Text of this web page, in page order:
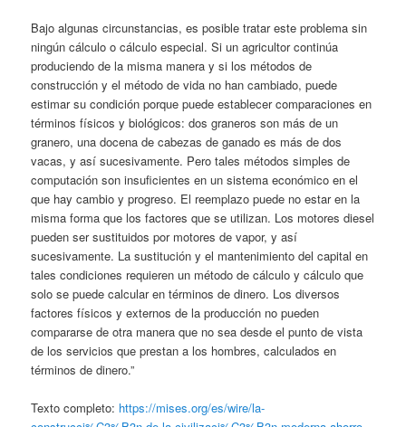
Bajo algunas circunstancias, es posible tratar este problema sin
ningún cálculo o cálculo especial. Si un agricultor continúa
produciendo de la misma manera y si los métodos de
construcción y el método de vida no han cambiado, puede
estimar su condición porque puede establecer comparaciones en
términos físicos y biológicos: dos graneros son más de un
granero, una docena de cabezas de ganado es más de dos
vacas, y así sucesivamente. Pero tales métodos simples de
computación son insuficientes en un sistema económico en el
que hay cambio y progreso. El reemplazo puede no estar en la
misma forma que los factores que se utilizan. Los motores diesel
pueden ser sustituidos por motores de vapor, y así
sucesivamente. La sustitución y el mantenimiento del capital en
tales condiciones requieren un método de cálculo y cálculo que
solo se puede calcular en términos de dinero. Los diversos
factores físicos y externos de la producción no pueden
compararse de otra manera que no sea desde el punto de vista
de los servicios que prestan a los hombres, calculados en
términos de dinero.”
Texto completo: https://mises.org/es/wire/la-